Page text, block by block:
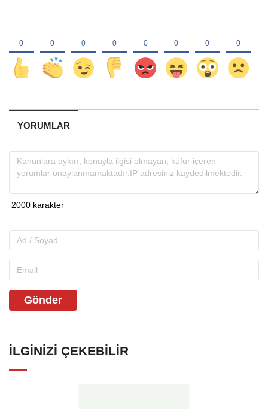
YORUMLAR
Gönder
İLGINIZI ÇEKEBILIR